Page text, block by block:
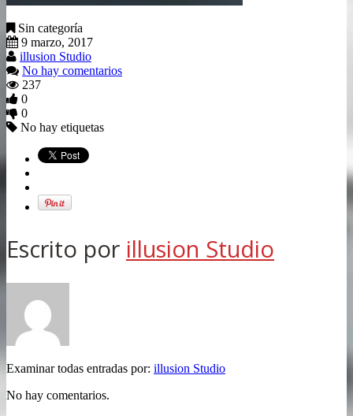
Sin categoría
9 marzo, 2017
illusion Studio
No hay comentarios
237
0
0
No hay etiquetas
Escrito por illusion Studio
Examinar todas entradas por: illusion Studio
No hay comentarios.